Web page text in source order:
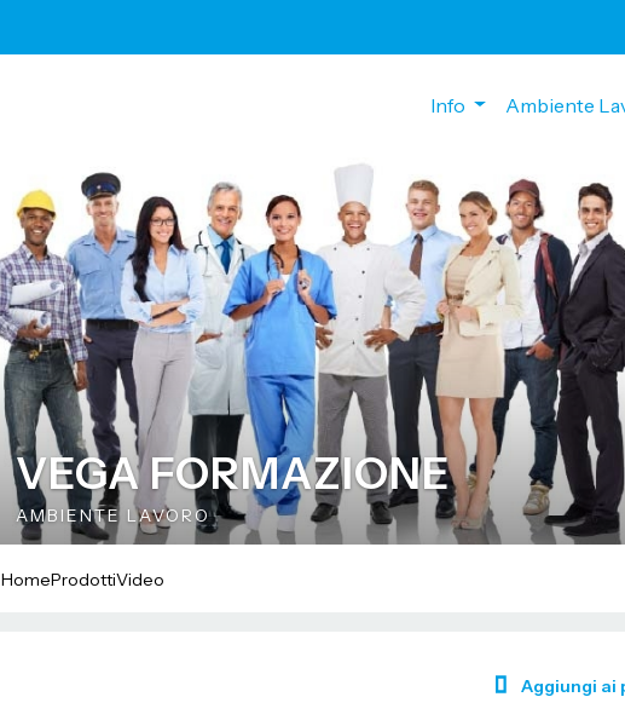
Info Ambiente
VEGA FORMAZIONE
AMBIENTE LAVORO
HomeProdottiVideo
Aggiungi ai